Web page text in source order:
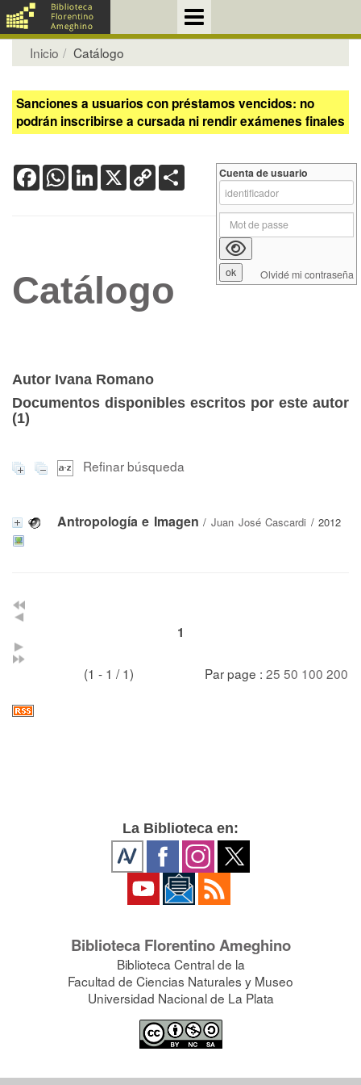
Inicio Catálogo
Sanciones a usuarios con préstamos vencidos: no
podrán inscribirse a cursada ni rendir exámenes finales
FacebookWhatsApp
LinkedIn
X Copy
Link
Catálogo
Autor Ivana Romano
Documentos disponibles escritos por este autor
(1)
Refinar búsqueda
Antropología e Imagen /Juan José Cascardi / 2012
1
(1 - 1 / 1) Par page : 25 50 100 200
Cuenta de usuario
Olvidé mi contraseña
La Biblioteca en:
Biblioteca Florentino Ameghino
Biblioteca Central de la
Facultad de Ciencias Naturales y Museo
Universidad Nacional de La Plata